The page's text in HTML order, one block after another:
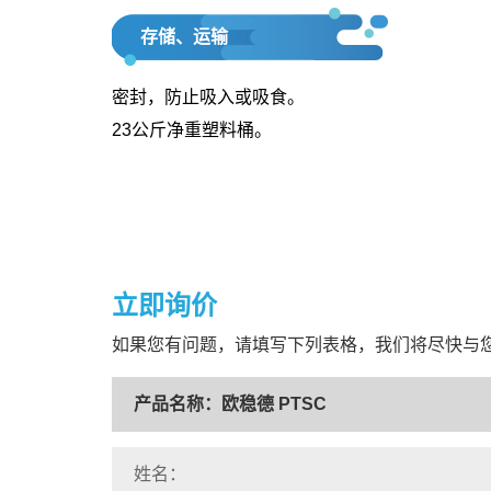
存储、运输
密封，防止吸入或吸食。
23公斤净重塑料桶。
立即询价
如果您有问题，请填写下列表格，我们将尽快与